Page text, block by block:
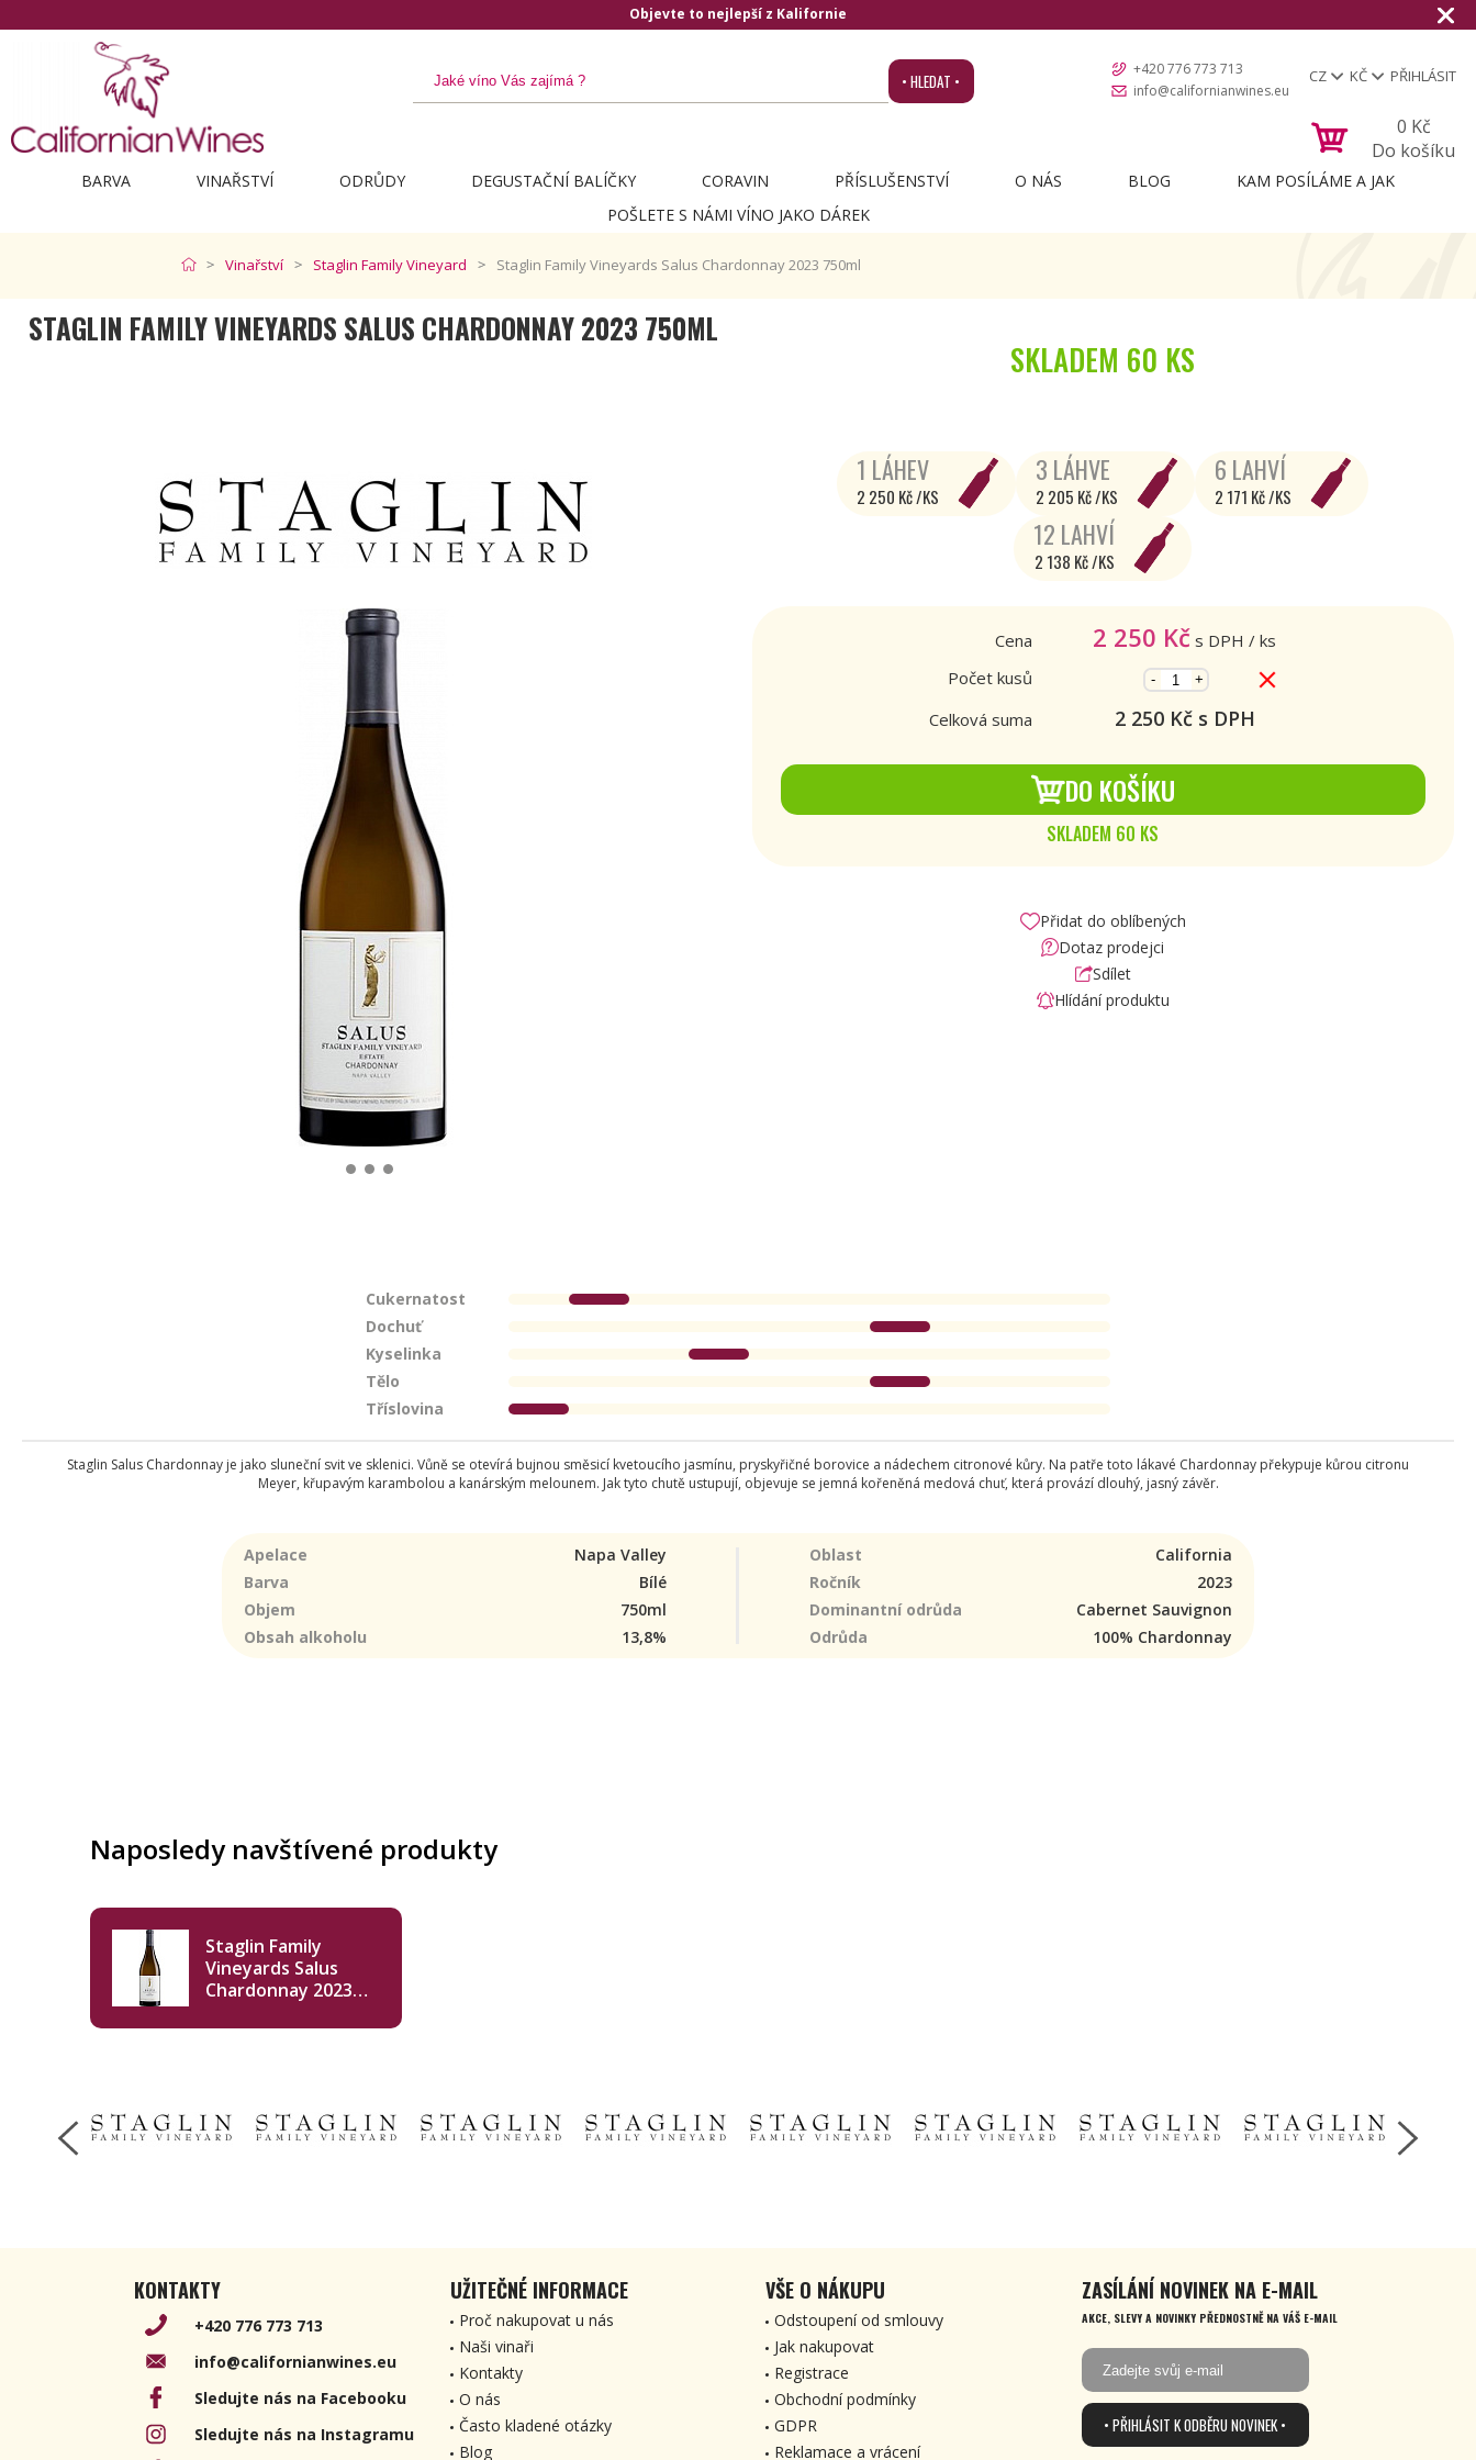
Objevte to nejlepší z Kalifornie
• HLEDAT •
+420 776 773 713
info@californianwines.eu
CZ KČ PŘIHLÁSIT
0 Kč
Do košíku
BARVA VINAŘSTVÍ ODRŮDY DEGUSTAČNÍ BALÍČKY CORAVIN PŘÍSLUŠENSTVÍ O NÁS BLOG
KAM POSÍLÁME A JAK
POŠLETE S NÁMI VÍNO JAKO DÁREK
Vinařství Staglin Family Vineyard Staglin Family Vineyards Salus Chardonnay 2023 750ml
STAGLIN FAMILY VINEYARDS SALUS CHARDONNAY 2023 750ML
SKLADEM 60 KS
1 LÁHEV
2 250 Kč /KS
3 LÁHVE
2 205 Kč /KS
6 LAHVÍ
2 171 Kč /KS
12 LAHVÍ
2 138 Kč /KS
Cena 2 250 Kč s DPH / ks
Počet kusů
- +
Celková suma 2 250Kč s DPH
DO KOŠÍKU
SKLADEM 60 KS
Přidat do oblíbených
Dotaz prodejci
Sdílet
Hlídání produktu
Cukernatost
Dochuť
Kyselinka
Tělo
Tříslovina
Staglin Salus Chardonnay je jako sluneční svit ve sklenici. Vůně se otevírá bujnou směsicí kvetoucího jasmínu, pryskyřičné borovice a nádechem citronové kůry. Na patře toto lákavé Chardonnay překypuje kůrou citronu
Meyer, křupavým karambolou a kanárským melounem. Jak tyto chutě ustupují, objevuje se jemná kořeněná medová chuť, která provází dlouhý, jasný závěr.
Apelace Napa Valley Oblast
California
Barva
Bílé Ročník
2023
Objem
750ml Dominantní odrůda
Cabernet Sauvignon
Obsah alkoholu
13,8% Odrůda 100% Chardonnay
Naposledy navštívené produkty
Staglin Family
Vineyards Salus
Chardonnay 2023
KONTAKTY
+420 776 773 713
info@californianwines.eu
Sledujte nás na Facebooku
Sledujte nás na Instagramu
UŽITEČNÉ INFORMACE
Proč nakupovat u nás
Naši vinaři
Kontakty
O nás
Často kladené otázky
Blog
VŠE O NÁKUPU
Odstoupení od smlouvy
Jak nakupovat
Registrace
Obchodní podmínky
GDPR
Reklamace a vrácení
ZASÍLÁNÍ NOVINEK NA E-MAIL
AKCE, SLEVY A NOVINKY PŘEDNOSTNĚ NA VÁŠ E-MAIL
• PŘIHLÁSIT K ODBĚRU NOVINEK •